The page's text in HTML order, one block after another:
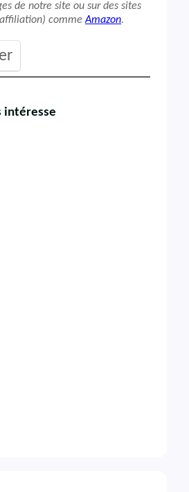
de notre site ou sur des sites
commeAmazon.
intéresse